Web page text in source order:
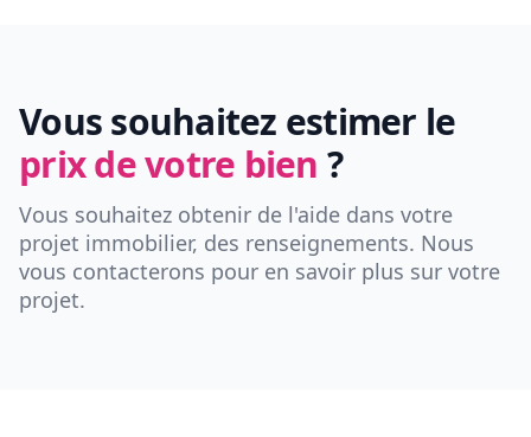
Vous souhaitez estimer le
prix de votre bien ?
Vous souhaitez obtenir de l'aide dans votre
projet immobilier, des renseignements. Nous
vous contacterons pour en savoir plus sur votre
projet.